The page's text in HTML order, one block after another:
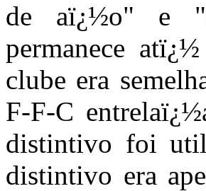
de aï¿½o" e
permanece
clube era
F-F-C
distintivo foi
distintivo era